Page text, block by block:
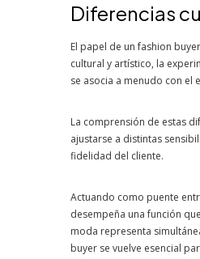
Diferencias
El papel de un fashion
cultural y artístico, la
se asocia a menudo con el
La comprensión de estas
ajustarse a distintas
fidelidad del cliente.
Actuando como puente
desempeña una función
moda representa
buyer se vuelve esencial